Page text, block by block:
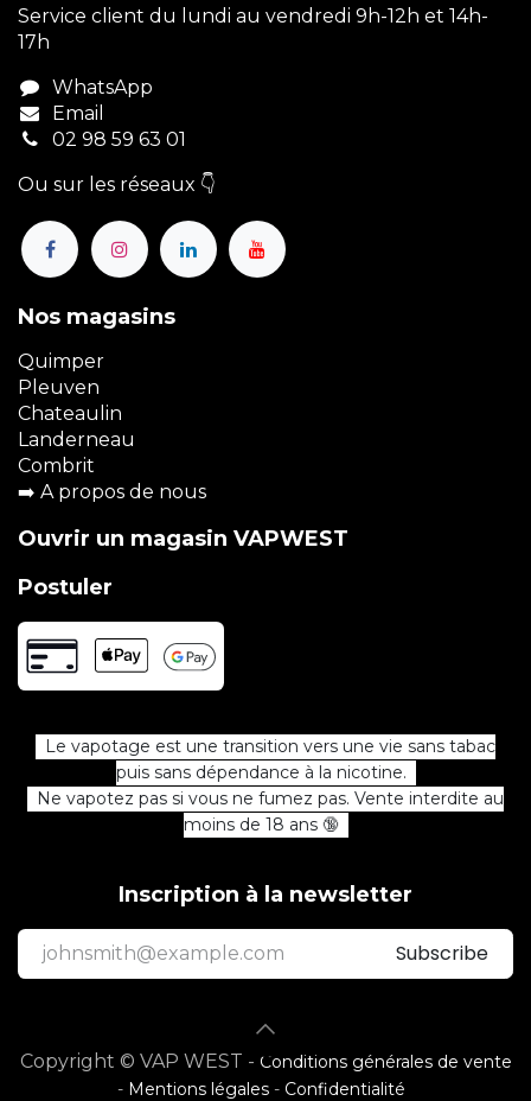
Service client du lundi au vendredi 9h-12h et 14h-
17h
WhatsApp
Email
02 98 59 63 01
Ou sur les réseaux 👇
Nos magasins
Quimper
Pleuven
Chateaulin
Landerneau
Combrit
➡️ A propos de nous
Ouvrir un magasin VAPWEST
Postuler
Le vapotage est une transition vers une vie sans tabac
puis sans dépendance à la nicotine.
Ne vapotez pas si vous ne fumez pas. Vente interdite au
moins de 18 ans 🔞
Inscription à la newsletter
Subscribe
Copyright © VAP WEST - Conditions générales de vente
- Mentions légales- Confidentialité